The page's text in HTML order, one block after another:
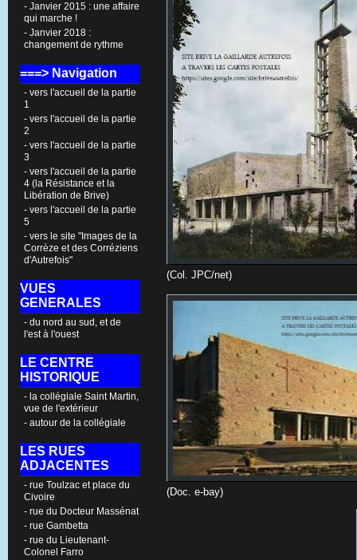
- Janvier 2015 : une affaire
qui marche !
- Janvier 2018 :
changement de rythme
===> Navigation
- vers l'accueil de la partie
1
- vers l'accueil de la partie
2
- vers l'accueil de la partie
3
- vers l'accueil de la partie
4 (la Résistance et la
Libération de Brive)
- vers l'accueil de la partie
5
- vers le site "Images de la
Corrèze et des Corréziens
d'Autrefois"
VUES
GENERALES
- du nord au sud, et de
l'est à l'ouest
LE CENTRE
HISTORIQUE
- la collégiale Saint Martin,
vue de l'extérieur
- autour de la collégiale
LES RUES
ADJACENTES
- rue Toulzac et place du
Civoire
- rue du Docteur Massénat
- rue Gambetta
- rue du Lieutenant-
Colonel Farro
(Col. JPC/net)
(Doc. e-bay)